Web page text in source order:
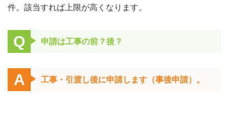
件。該当すれば上限が高くなります。
Q 申請は工事の前？後？
A 工事・引渡し後に申請します（事後申請）。